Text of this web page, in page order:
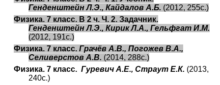
Генденштейн Л.Э., Кайдалов А.Б. (2012, 255с.)
Физика. 7 класс. В 2 ч. Ч. 2. Задачник.
Генденштейн Л.Э., Кирик Л.А., Гельфгат И.М.
(2012, 191с.)
Физика. 7 класс. Грачёв А.В., Погожев В.А.,
Селиверстов А.В. (2014, 288с.)
Физика. 7 класс. Гуревич А.Е., Страут Е.К. (2013,
240с.)